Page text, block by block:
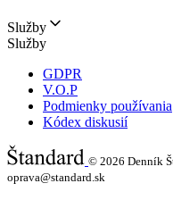
Služby
Služby
GDPR
V.O.P
Podmienky používania
Kódex diskusií
© 2026 Denník
oprava@standard.sk